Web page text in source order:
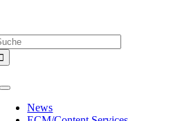
springen
Toggle
Navigation
News